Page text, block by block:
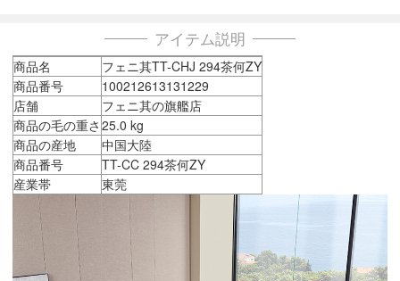
アイテム説明
商品名
フェニ其TT-CHJ 294茶何ZY
商品番号
100212613131229
店舗
フェニ其の旗艦店
商品の毛の重さ 25.0 kg
商品の産地
中国大陸
商品番号
TT-CC 294茶何ZY
産業帯
東莞